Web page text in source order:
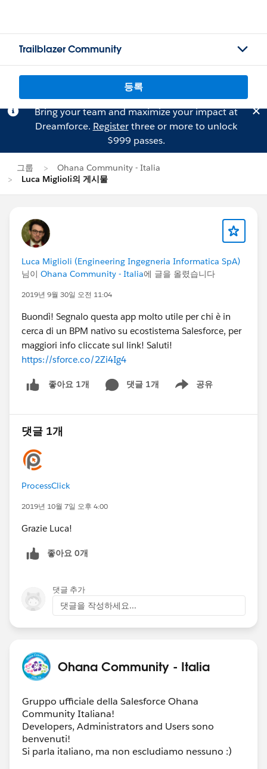
Trailblazer Community
등록
Bring your team and maximize your impact at
Dreamforce. Registerthree or more to unlock
$999 passes.
그룹
Ohana Community - Italia
Luca Miglioli의 게시물
Luca Miglioli (Engineering Ingegneria Informatica SpA)
님이 Ohana Community - Italia에 글을 올렸습니다
2019년 9월 30일 오전 11:04
Buondì! Segnalo questa app molto utile per chi è in
cerca di un BPM nativo su ecostistema Salesforce, per
maggiori info cliccate sul link! Saluti!
https://sforce.co/2Zi4Ig4
좋아요 1개 댓글 1개 공유
Show menu
댓글 1개
ProcessClick
2019년 10월 7일 오후 4:00
Grazie Luca!
좋아요 0개
댓글 추가
댓글을 작성하세요...
Ohana Community - Italia
Gruppo ufficiale della Salesforce Ohana
Community Italiana!
Developers, Administrators and Users sono
benvenuti!
Si parla italiano, ma non escludiamo nessuno :)